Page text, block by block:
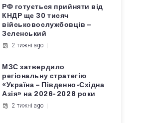
РФ готується прийняти від
КНДР ще 30 тисяч
військовослужбовців –
Зеленський
2 тижні ago
МЗС затвердило
регіональну стратегію
«Україна – Південно-Східна
Азія» на 2026-2028 роки
2 тижні ago